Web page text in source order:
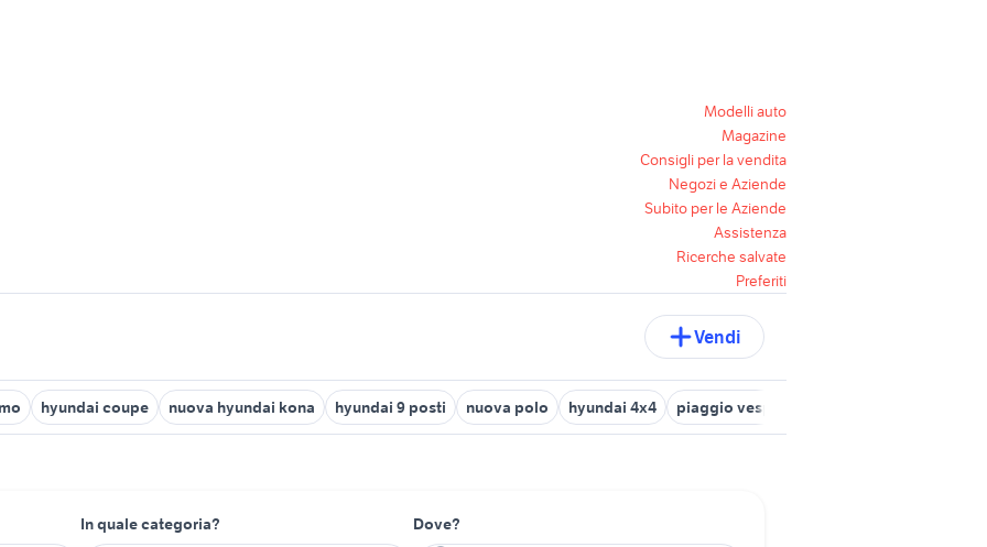
Modelli auto
Magazine
Consigli per la vendita
Negozi e Aziende
Subito per le Aziende
Assistenza
Ricerche salvate
Preferiti
Vendi
hyundai coupe nuova hyundai kona hyundai 9 posti nuova polo hyundai 4x4 piaggio vespa 125 nuova
In quale categoria? Dove?